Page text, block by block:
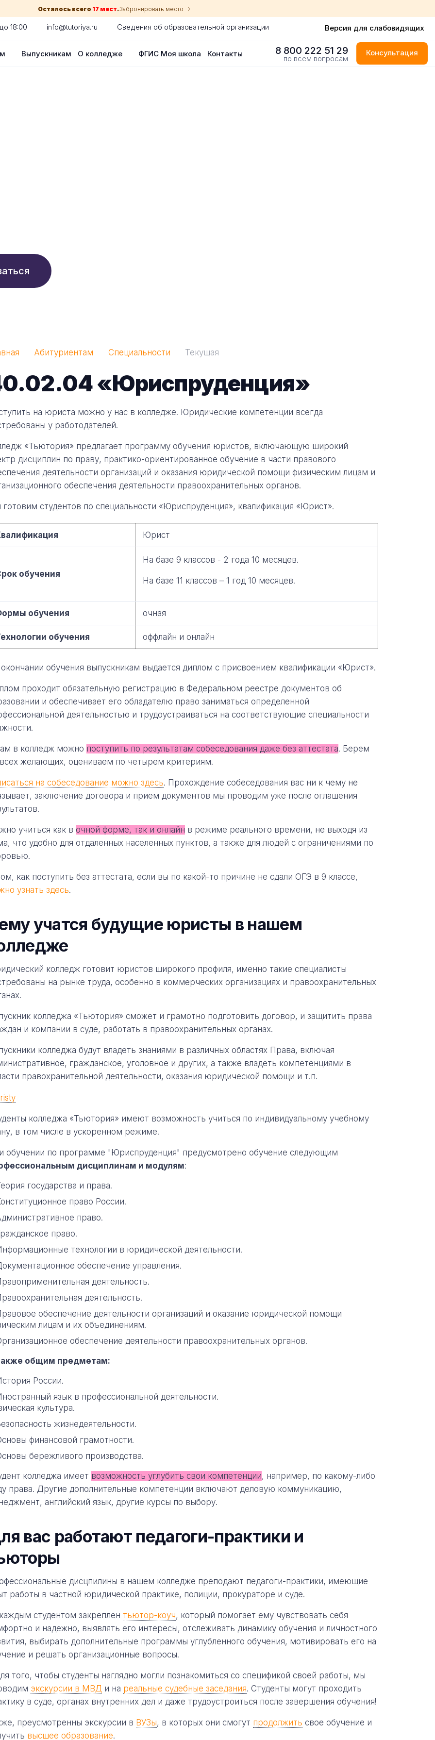
Осталось всего 17 мест.Забронировать место ->
18:00 info@tutoriya.ru Сведения об образовательной организации Версия для слабовидящих
Выпускникам О колледже ФГИС Моя школа Контакты 8 800 222 51 29
по всем вопросам
Консультация
Абитуриентам Специальности Текущая
«Юриспруденция»
на юриста можно у нас в колледже. Юридические компетенции всегда
у работодателей.
«Тьютория» предлагает программу обучения юристов, включающую широкий
дисциплин по праву, практико-ориентированное обучение в части правового
деятельности организаций и оказания юридической помощи физическим лицам и
обеспечения деятельности правоохранительных органов.
студентов по специальности «Юриспруденция», квалификация «Юрист».
Юрист
обучения
На базе 9 классов - 2 года 10 месяцев.
На базе 11 классов – 1 год 10 месяцев.
обучения очная
обучения оффлайн и онлайн
обучения выпускникам выдается диплом с присвоением квалификации «Юрист».
проходит обязательную регистрацию в Федеральном реестре документов об
и обеспечивает его обладателю право заниматься определенной
деятельностью и трудоустраиваться на соответствующие специальности
в колледж можно поступить по результатам собеседования даже без аттестата. Берем
желающих, оцениваем по четырем критериям.
на собеседование можно здесь. Прохождение собеседования вас ни к чему не
заключение договора и прием документов мы проводим уже после оглашения
учиться как в очной форме, так и онлайн в режиме реального времени, не выходя из
что удобно для отдаленных населенных пунктов, а также для людей с ограничениями по
как поступить без аттестата, если вы по какой-то причине не сдали ОГЭ в 9 классе,
узнать здесь.
учатся будущие юристы в нашем
колледж готовит юристов широкого профиля, именно такие специалисты
на рынке труда, особенно в коммерческих организациях и правоохранительных
колледжа «Тьютория» сможет и грамотно подготовить договор, и защитить права
и компании в суде, работать в правоохранительных органах.
колледжа будут владеть знаниями в различных областях Права, включая
гражданское, уголовное и других, а также владеть компетенциями в
правохранительной деятельности, оказания юридической помощи и т.п.
колледжа «Тьютория» имеют возможность учиться по индивидуальному учебному
в том числе в ускоренном режиме.
обучении по программе "Юриспруденция" предусмотрено обучение следующим
дисциплинам и модулям:
государства и права.
право России.
право.
право.
технологии в юридической деятельности.
обеспечение управления.
деятельность.
деятельность.
обеспечение деятельности организаций и оказание юридической помощи
лицам и их объединениям.
обеспечение деятельности правоохранительных органов.
общим предметам:
России.
язык в профессиональной деятельности.
культура.
жизнедеятельности.
финансовой грамотности.
бережливого производства.
колледжа имеет возможность углубить свои компетенции, например, по какому-либо
права. Другие дополнительные компетенции включают деловую коммуникацию,
английский язык, другие курсы по выбору.
вас работают педагоги-практики и
дисцпилины в нашем колледже преподают педагоги-практики, имеющие
работы в частной юридической практике, полиции, прокураторе и суде.
студентом закреплен тьютор-коуч, который помогает ему чувствовать себя
и надежно, выявлять его интересы, отслеживать динамику обучения и личностного
выбирать дополнительные программы углубленного обучения, мотивировать его на
и решать организационные вопросы.
того, чтобы студенты наглядно могли познакомиться со спецификой своей работы, мы
экскурсии в МВД и на реальные судебные заседания. Студенты могут проходить
в суде, органах внутренних дел и даже трудоустроиться после завершения обучения!
преусмотренны экскурсии в ВУЗы, в которых они смогут продолжить свое обучение и
высшее образование.